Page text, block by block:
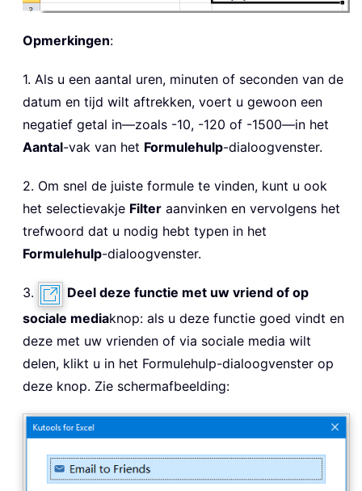
Opmerkingen:
1. Als u een aantal uren, minuten of seconden van de
datum en tijd wilt aftrekken, voert u gewoon een
negatief getal in—zoals -10, -120 of -1500—in het
Aantal-vak van het Formulehulp-dialoogvenster.
2. Om snel de juiste formule te vinden, kunt u ook
het selectievakje Filter aanvinken en vervolgens het
trefwoord dat u nodig hebt typen in het
Formulehulp-dialoogvenster.
3.
Deel deze functie met uw vriend of op
sociale mediaknop: als u deze functie goed vindt en
deze met uw vrienden of via sociale media wilt
delen, klikt u in het Formulehulp-dialoogvenster op
deze knop. Zie schermafbeelding: